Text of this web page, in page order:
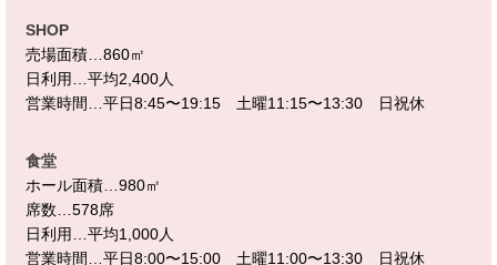
SHOP
売場面積…860㎡
日利用…平均2,400人
営業時間…平日8:45〜19:15 土曜11:15〜13:30 日祝休
食堂
ホール面積…980㎡
席数…578席
日利用…平均1,000人
営業時間…平日8:00〜15:00 土曜11:00〜13:30 日祝休